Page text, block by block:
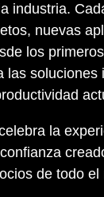
industria.
nuevas
los
las soluciones
la
de todo el